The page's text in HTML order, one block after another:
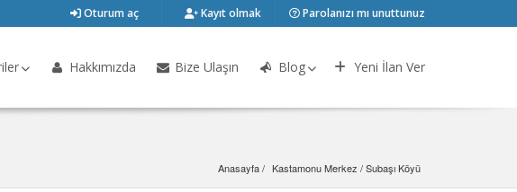
Oturum aç Kayıt olmak Parolanızı mı unuttunuz
Hakkımızda Bize Ulaşın Blog Yeni İlan Ver
Anasayfa Kastamonu Merkez / Subaşı Köyü